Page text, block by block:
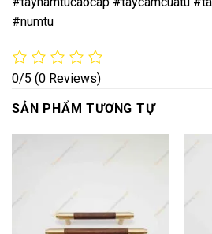
#numtu
0/5 (0 Reviews)
SẢN PHẨM TƯƠNG TỰ